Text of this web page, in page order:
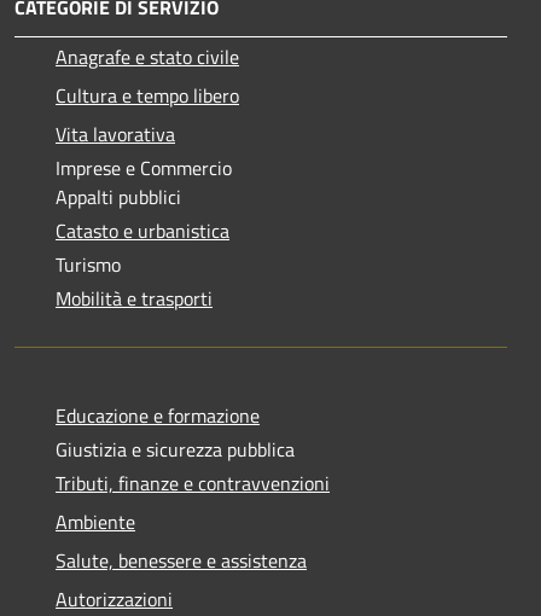
CATEGORIE DI SERVIZIO
Anagrafe e stato civile
Cultura e tempo libero
Vita lavorativa
Imprese e Commercio
Appalti pubblici
Catasto e urbanistica
Turismo
Mobilità e trasporti
Educazione e formazione
Giustizia e sicurezza pubblica
Tributi, finanze e contravvenzioni
Ambiente
Salute, benessere e assistenza
Autorizzazioni